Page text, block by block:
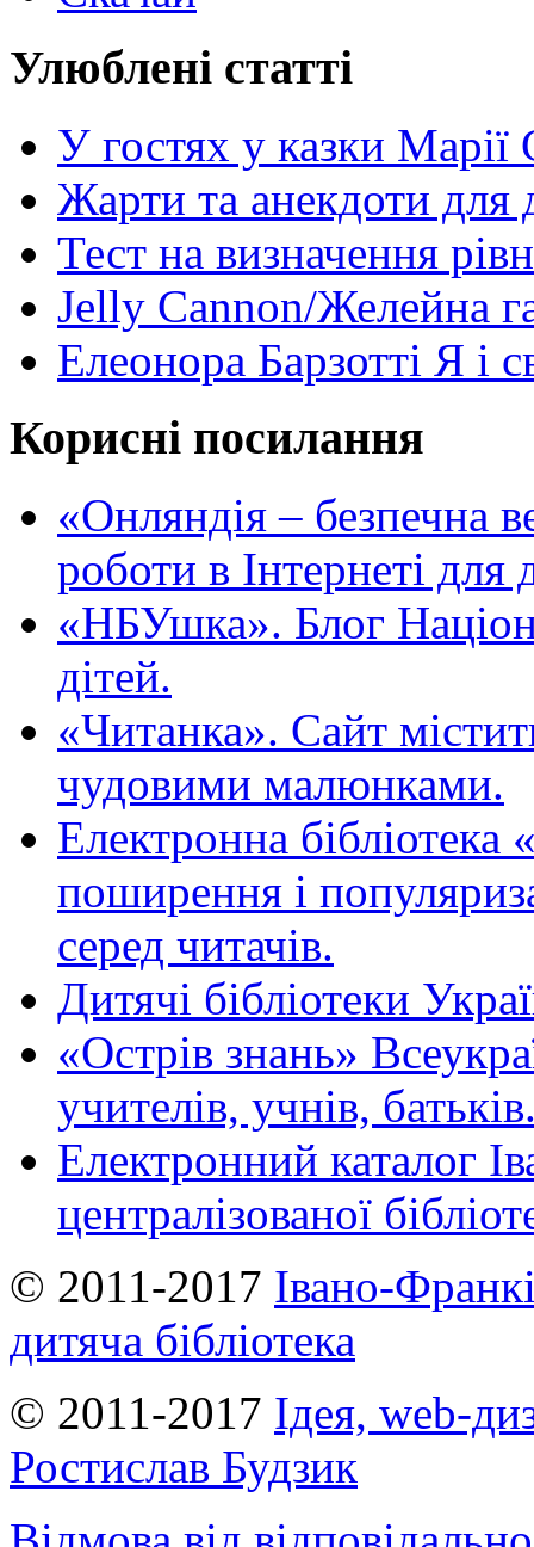
Улюблені статті
У гостях у казки
Жарти та анекдоти для
Тест на визначення
Jelly Cannon/Желейна
Елеонора Барзотті Я і
Корисні посилання
«Oнляндія – безпечна
роботи в Інтернеті для
«НБУшка». Блог
дітей.
«Читанка». Сайт
чудовими малюнками.
Електронна
поширення і
серед читачів.
Дитячі бібліотеки
«Острів знань»
учителів, учнів,
Електронний каталог
централізованої
© 2011-2017 Івано-
дитяча бібліотека
© 2011-2017 Ідея, web-
Ростислав Будзик